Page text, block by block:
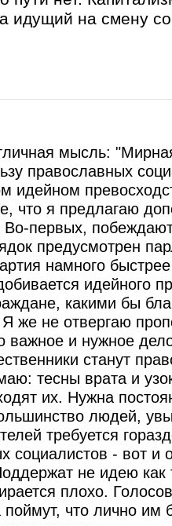
идущий на смену
мысль:
православных
идейном
что я предлагаю
Во-первых,
предусмотрен
намного
идейного
какими бы
же не отвергаю
важное и нужное
станут
тесны врата и
их. Нужна
людей,
требуется
социалистов - вот и
не идею
плохо.
поймут, что лично им